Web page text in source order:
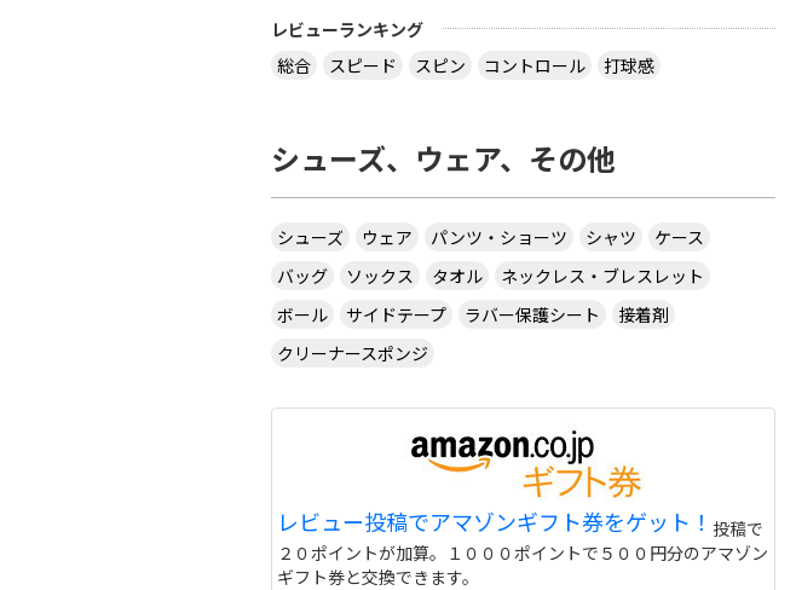
レビューランキング
総合
スピード スピン コントロール 打球感
シューズ、ウェア、その他
シューズ ウェア パンツ・ショーツ シャツ
ケース
バッグ
ソックス タオル
ネックレス・ブレスレット
ボール
サイドテープ ラバー保護シート
接着剤
クリーナースポンジ
レビュー投稿でアマゾンギフト券をゲット！ 投稿で
２０ポイントが加算。１０００ポイントで５００円分のアマゾン
ギフト券と交換できます。